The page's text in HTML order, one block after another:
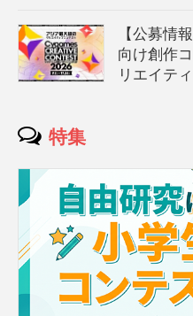
【公募情
向け創作
リエイテ
特集